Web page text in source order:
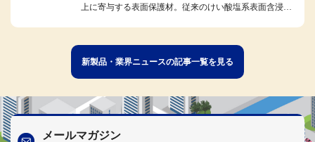
上に寄与する表面保護材。従来のけい酸塩系表面含浸材
新製品・業界ニュースの記事一覧を見る
メールマガジン